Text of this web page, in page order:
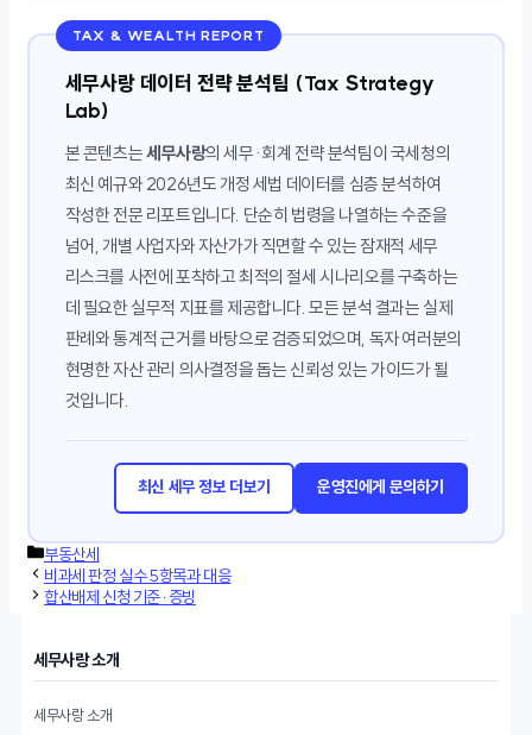
TAX & WEALTH REPORT
세무사랑 데이터 전략 분석팀 (Tax Strategy
Lab)
본 콘텐츠는세무사랑의 세무·회계 전략 분석팀이 국세청의
최신 예규와 2026년도 개정 세법 데이터를 심층 분석하여
작성한 전문 리포트입니다. 단순히 법령을 나열하는 수준을
넘어, 개별 사업자와 자산가가 직면할 수 있는 잠재적 세무
리스크를 사전에 포착하고 최적의 절세 시나리오를 구축하는
데 필요한 실무적 지표를 제공합니다. 모든 분석 결과는 실제
판례와 통계적 근거를 바탕으로 검증되었으며, 독자 여러분의
현명한 자산 관리 의사결정을 돕는 신뢰성 있는 가이드가 될
것입니다.
최신 세무 정보 더보기 운영진에게 문의하기
카
테
고
부동산세
비과세 판정 실수 5항목과 대응
합산배제 신청 기준·증빙
세무사랑 소개
세무사랑 소개